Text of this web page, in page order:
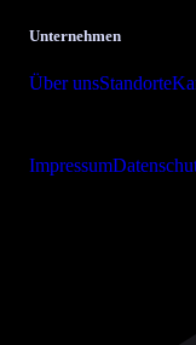
Unternehmen
Über unsStandorte
Impressum